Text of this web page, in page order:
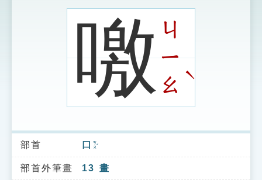
索引選單
知識索引
示
噭 ㄐ
ㄧ
ㄠ
ˋ
部首 口 ㄎㄡˇ
部首外筆畫 13 畫